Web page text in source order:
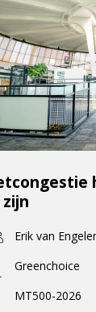
Erik van
Greenchoice
MT500-2026